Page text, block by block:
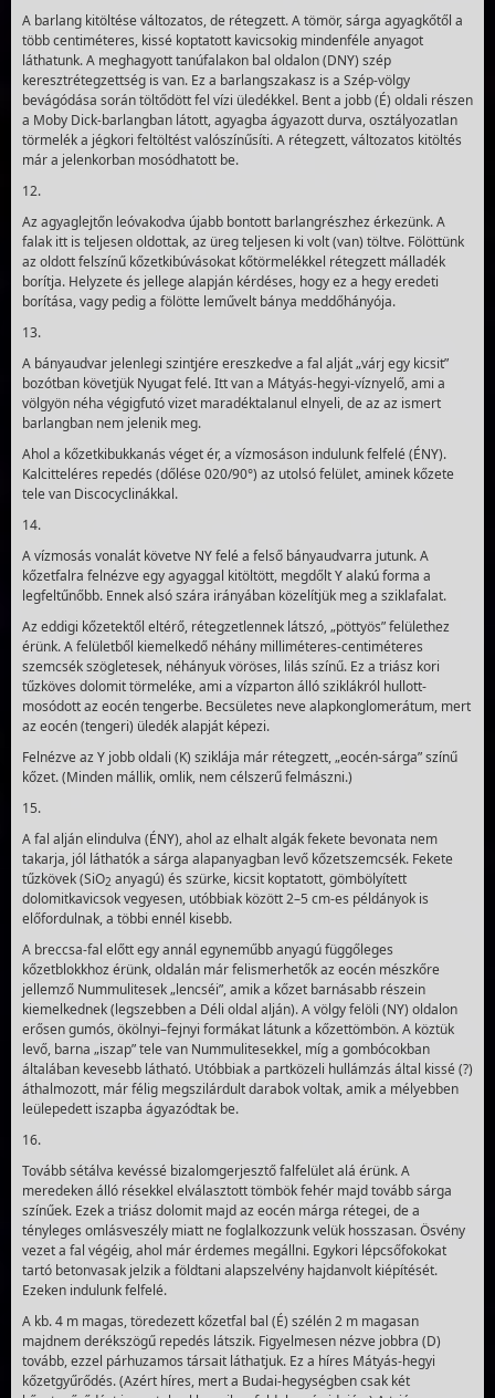
A barlang kitöltése változatos, de rétegzett. A tömör, sárga agyagkőtől a
több centiméteres, kissé koptatott kavi­csokig mindenféle anyagot
láthatunk. A meg­hagyott tanúfala­kon bal oldalon (DNY) szép
keresztrétegzettség is van. Ez a barlangszakasz is a Szép-völgy
bevágódása során töltő­dött fel vízi üledékkel. Bent a jobb (É) oldali részen
a Moby Dick-barlangban látott, agyagba ágyazott durva, osztályo­zat­lan
törmelék a jégkori feltöltést valószínűsíti. A ré­tegzett, változatos kitöltés
már a jelenkorban mosódhatott be.
12.
Az agyaglejtőn leóvakodva újabb bontott barlangrészhez érkezünk. A
falak itt is teljesen oldottak, az üreg telje­sen ki volt (van) töltve. Fölöttünk
az oldott felszínű kőzetkibúvásokat kőtörmelékkel rétegzett málladék
borítja. Helyzete és jellege alapján kérdéses, hogy ez a hegy eredeti
borítása, vagy pedig a fölötte leművelt bánya meddőhányója.
13.
A bányaudvar jelenlegi szintjére ereszkedve a fal alját „várj egy kicsit”
bozótban követjük Nyugat felé. Itt van a Mátyás-hegyi-víznyelő, ami a
völgyön néha végig­futó vizet maradéktalanul elnyeli, de az az ismert
barlangban nem jelenik meg.
Ahol a kőzetkibukkanás véget ér, a vízmosáson indulunk felfelé (ÉNY).
Kalcitteléres repedés (dőlése 020/90°) az utolsó felület, aminek kőzete
tele van Discocyclinákkal.
14.
A vízmosás vonalát követve NY felé a felső bánya­udvarra jutunk. A
kőzetfalra felnézve egy agyaggal kitöl­tött, megdőlt Y alakú forma a
legfeltűnőbb. Ennek alsó szára irányában közelítjük meg a sziklafalat.
Az eddigi kőzetektől eltérő, rétegzetlennek látszó, „pöttyös” felülethez
érünk. A felületből kiemelkedő néhány milliméteres-centiméteres
szemcsék szögletesek, néhányuk vöröses, lilás színű. Ez a triász kori
tűzköves dolomit törmeléke, ami a vízparton álló sziklákról hullott-
mosódott az eocén tengerbe. Becsületes neve alapkonglomerátum, mert
az eocén (tengeri) üledék alapját képezi.
Felnézve az Y jobb oldali (K) sziklája már rétegzett, „eocén-sárga” színű
kőzet. (Minden mállik, omlik, nem cél­szerű felmászni.)
15.
A fal alján elindulva (ÉNY), ahol az elhalt algák fekete bevonata nem
takarja, jól láthatók a sárga alapanyag­ban levő kőzetszemcsék. Fekete
tűzkövek (SiO2 anyagú) és szürke, kicsit koptatott, gömbölyített
dolomitkavicsok vegye­sen, utóbbiak között 2–5 cm-es példányok is
előfordulnak, a többi ennél kisebb.
A breccsa-fal előtt egy annál egyneműbb anyagú függő­leges
kőzetblokkhoz érünk, oldalán már felismerhetők az eocén mészkőre
jellemző Nummulitesek „lencséi”, amik a kőzet barnásabb részein
kiemelkednek (legszebben a Déli oldal alján). A völgy felöli (NY) oldalon
erősen gumós, ökölnyi–fejnyi formákat látunk a kőzettömbön. A köztük
levő, barna „iszap” tele van Nummulitesekkel, míg a gombócokban
általában kevesebb látható. Utóbbiak a partközeli hullámzás által kissé (?)
áthalmozott, már félig megszilárdult darabok voltak, amik a mélyebben
leülepedett iszapba ágyazód­tak be.
16.
Tovább sétálva kevéssé bizalomgerjesztő falfelület alá érünk. A
meredeken álló résekkel elválasztott tömbök fehér majd tovább sárga
színűek. Ezek a triász dolo­mit majd az eocén márga rétegei, de a
tényleges omlásveszély miatt ne foglalkozzunk velük hosszasan. Ösvény
vezet a fal végéig, ahol már érdemes megállni. Egykori lépcsőfokokat
tartó betonvasak jelzik a földtani alapszelvény hajdanvolt kiépítését.
Ezeken indulunk felfelé.
A kb. 4 m magas, töredezett kőzetfal bal (É) szélén 2 m magasan
majdnem derékszögű repedés látszik. Figyelmesen nézve jobbra (D)
tovább, ezzel pár­huzamos társait láthatjuk. Ez a híres Mátyás-hegyi
kőzetgyűrődés. (Azért híres, mert a Budai-hegységben csak két